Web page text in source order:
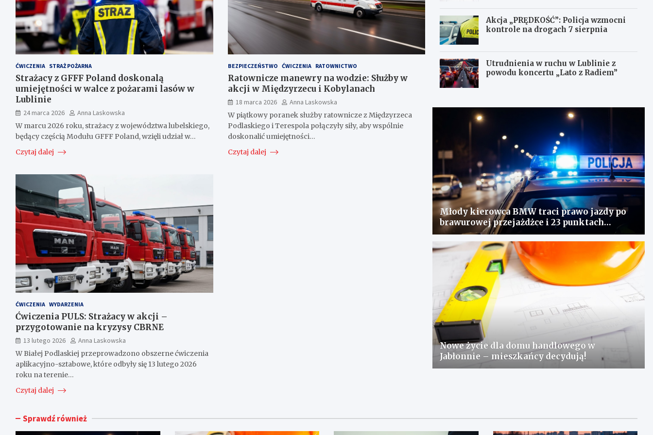
ĆWICZENIA STRAŻ POŻARNA
Strażacy z GFFF Poland doskonalą
umiejętności w walce z pożarami lasów w
Lublinie
24 marca 2026
Anna Laskowska
W marcu 2026 roku, strażacy z województwa lubelskiego,
będący częścią Modułu GFFF Poland, wzięli udział w…
Czytaj dalej
BEZPIECZEŃSTWO ĆWICZENIA RATOWNICTWO
Ratownicze manewry na wodzie: Służby w
akcji w Międzyrzecu i Kobylanach
18 marca 2026
Anna Laskowska
W piątkowy poranek służby ratownicze z Międzyrzeca
Podlaskiego i Terespola połączyły siły, aby wspólnie
doskonalić umiejętności…
Czytaj dalej
ĆWICZENIA WYDARZENIA
Ćwiczenia PULS: Strażacy w akcji –
przygotowanie na kryzysy CBRNE
13 lutego 2026
Anna Laskowska
W Białej Podlaskiej przeprowadzono obszerne ćwiczenia
aplikacyjno-sztabowe, które odbyły się 13 lutego 2026
roku na terenie…
Czytaj dalej
Akcja „PRĘDKOŚĆ”: Policja wzmocni
kontrole na drogach 7 sierpnia
Utrudnienia w ruchu w Lublinie z
powodu koncertu „Lato z Radiem”
Młody kierowca BMW traci prawo jazdy po
brawurowej przejażdżce i 23 punktach
karnych
Nowe życie dla domu handlowego w
Jabłonnie – mieszkańcy decydują!
Sprawdź również